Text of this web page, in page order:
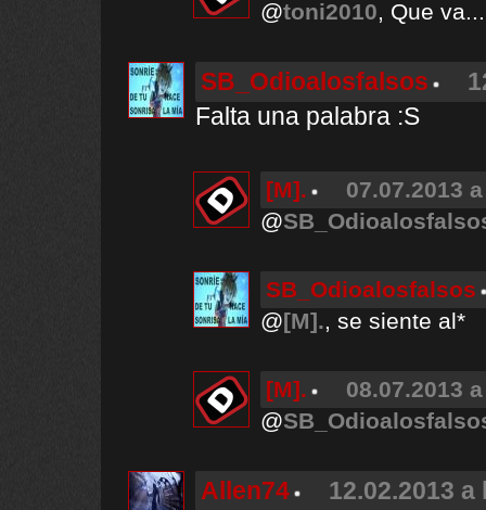
@toni2010, Que va...
SB_Odioalosfalsos
Falta una palabra :S
[M].
07.07.2013
@
SB_Odioalosfalsos
@[M]., se siente al*
[M].
08.07.2013
@
Allen74
12.02.2013 a